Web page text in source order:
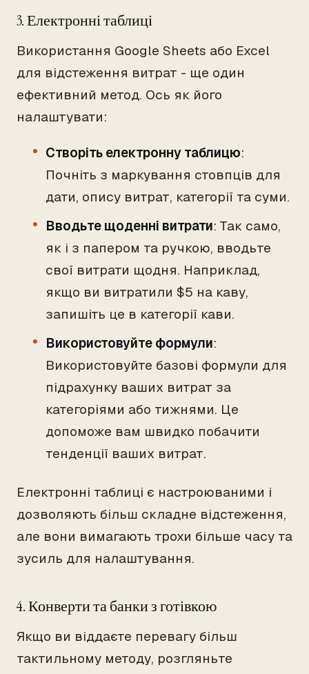
3. Електронні таблиці
Використання Google Sheets або Excel
для відстеження витрат - ще один
ефективний метод. Ось як його
налаштувати:
Створіть електронну таблицю:
Почніть з маркування стовпців для
дати, опису витрат, категорії та суми.
Вводьте щоденні витрати: Так само,
як і з папером та ручкою, вводьте
свої витрати щодня. Наприклад,
якщо ви витратили $5 на каву,
запишіть це в категорії кави.
Використовуйте формули:
Використовуйте базові формули для
підрахунку ваших витрат за
категоріями або тижнями. Це
допоможе вам швидко побачити
тенденції ваших витрат.
Електронні таблиці є настроюваними і
дозволяють більш складне відстеження,
але вони вимагають трохи більше часу та
зусиль для налаштування.
4. Конверти та банки з готівкою
Якщо ви віддаєте перевагу більш
тактильному методу, розгляньте